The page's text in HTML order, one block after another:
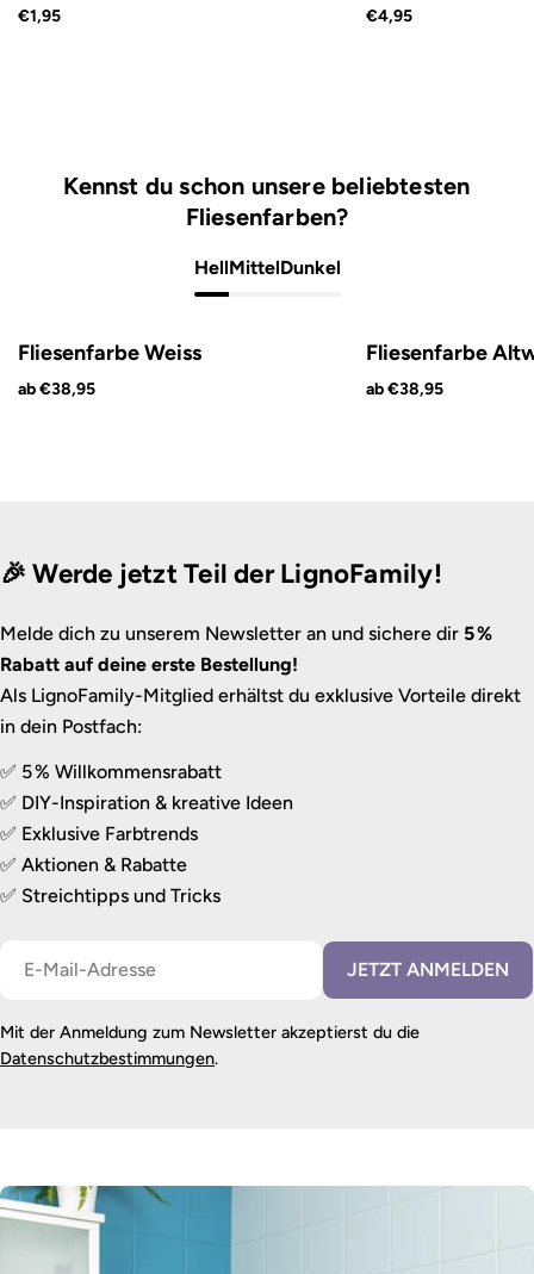
€1,95 €4,95
Kennst du schon unsere beliebtesten
Fliesenfarben?
HellMittelDunkel
Fliesenfarbe Weiss
ab €38,95
Fliesenfarbe
ab €38,95
🎉 Werde jetzt Teil der LignoFamily!
Melde dich zu unserem Newsletter an und sichere dir 5 %
Rabatt auf deine erste Bestellung!
Als LignoFamily-Mitglied erhältst du exklusive Vorteile direkt
in dein Postfach:
✅ 5 % Willkommensrabatt
✅ DIY-Inspiration & kreative Ideen
✅ Exklusive Farbtrends
✅ Aktionen & Rabatte
✅ Streichtipps und Tricks
JETZT ANMELDEN
Mit der Anmeldung zum Newsletter akzeptierst du die
Datenschutzbestimmungen.